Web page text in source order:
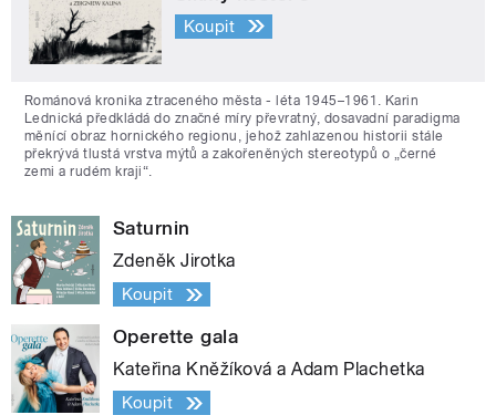
Koupit
Románová kronika ztraceného města - léta 1945–1961. Karin
Lednická předkládá do značné míry převratný, dosavadní paradigma
měnící obraz hornického regionu, jehož zahlazenou historii stále
překrývá tlustá vrstva mýtů a zakořeněných stereotypů o „černé
zemi a rudém kraji“.
Saturnin
Zdeněk Jirotka
Koupit
Operette gala
Kateřina Kněžíková a Adam Plachetka
Koupit